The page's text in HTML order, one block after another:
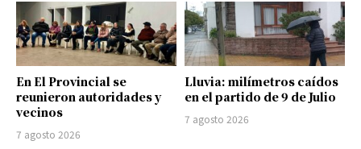
En El Provincial se
reunieron autoridades y
vecinos
7 agosto 2026
Lluvia: milímetros caídos
en el partido de 9 de Julio
7 agosto 2026